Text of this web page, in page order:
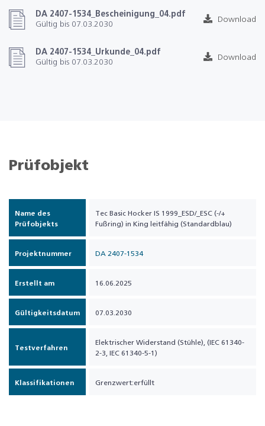
DA 2407-1534_Bescheinigung_04.pdf
Gültig bis 07.03.2030
Download
DA 2407-1534_Urkunde_04.pdf
Gültig bis 07.03.2030
Download
Prüfobjekt
Name des
Prüfobjekts
Tec Basic Hocker IS 1999_ESD/_ESC (-/+
Fußring) in King leitfähig (Standardblau)
Projektnummer DA 2407-1534
Erstellt am 16.06.2025
Gültigkeitsdatum 07.03.2030
Testverfahren
Elektrischer Widerstand (Stühle), (IEC 61340-
2-3, IEC 61340-5-1)
Klassifikationen Grenzwert:erfüllt